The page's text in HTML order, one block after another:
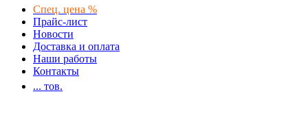
Спец. цена %
Прайс-лист
Новости
Доставка и оплата
Наши работы
Контакты
... тов.